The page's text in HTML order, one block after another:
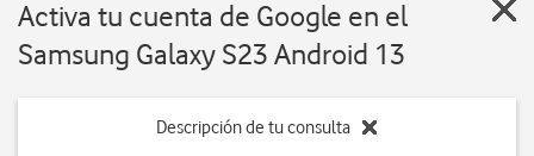
Activa tu cuenta de Google en el
Samsung Galaxy S23 Android 13
Descripción de tu consulta